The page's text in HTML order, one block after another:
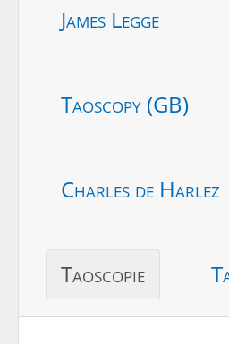
James Legge
Taoscopy (GB)
Charles de Harlez
Taoscopie